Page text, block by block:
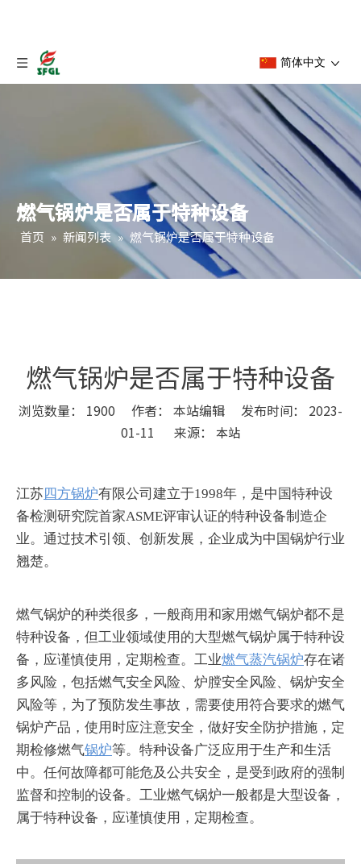
简体中文
燃气锅炉是否属于特种设备
首页 » 新闻列表 » 燃气锅炉是否属于特种设备
燃气锅炉是否属于特种设备
浏览数量： 1900 作者： 本站编辑 发布时间： 2023-
01-11 来源： 本站
江苏四方锅炉有限公司建立于1998年，是中国特种设
备检测研究院首家ASME评审认证的特种设备制造企
业。通过技术引领、创新发展，企业成为中国锅炉行业
翘楚。
燃气锅炉的种类很多，一般商用和家用燃气锅炉都不是
特种设备，但工业领域使用的大型燃气锅炉属于特种设
备，应谨慎使用，定期检查。工业燃气蒸汽锅炉存在诸
多风险，包括燃气安全风险、炉膛安全风险、锅炉安全
风险等，为了预防发生事故，需要使用符合要求的燃气
锅炉产品，使用时应注意安全，做好安全防护措施，定
期检修燃气锅炉等。特种设备广泛应用于生产和生活
中。任何故障都可能危及公共安全，是受到政府的强制
监督和控制的设备。工业燃气锅炉一般都是大型设备，
属于特种设备，应谨慎使用，定期检查。